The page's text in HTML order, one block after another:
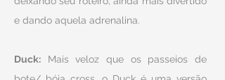
e dando aquela adrenalina.
Duck: Mais veloz que os passeios de